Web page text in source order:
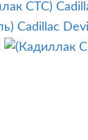
Cadillac